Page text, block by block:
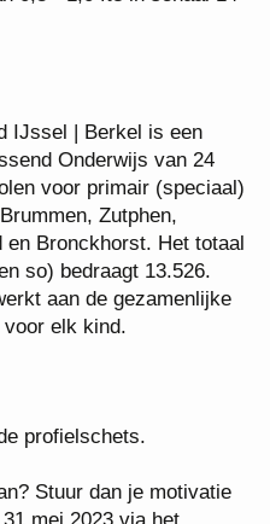
0,8 - 1,0 fte in schaal
IJssel | Berkel is een
Onderwijs van 24
voor primair
Brummen,
en
leerlingen (bao, sbo
solidariteit wordt
profielschets.